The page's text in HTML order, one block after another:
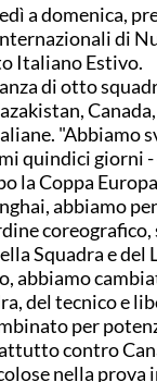
a domenica,
di
Italiano Estivo.
di otto
"Abbiamo
quindici giorni
la Coppa
abbiamo
Squadra e del
abbiamo
del tecnico e
per
contro
nella prova